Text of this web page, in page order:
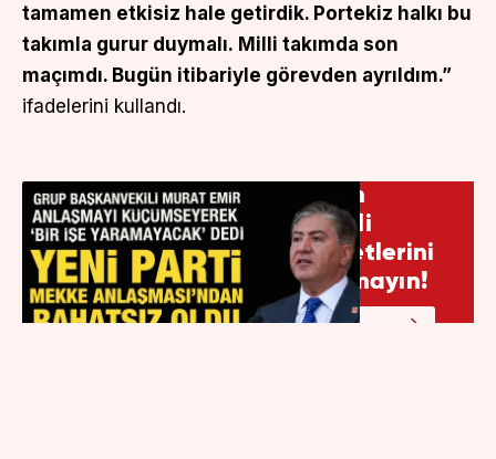
tamamen etkisiz hale getirdik. Portekiz halkı bu
takımla gurur duymalı. Milli takımda son
maçımdı. Bugün itibariyle görevden ayrıldım.”
ifadelerini kullandı.